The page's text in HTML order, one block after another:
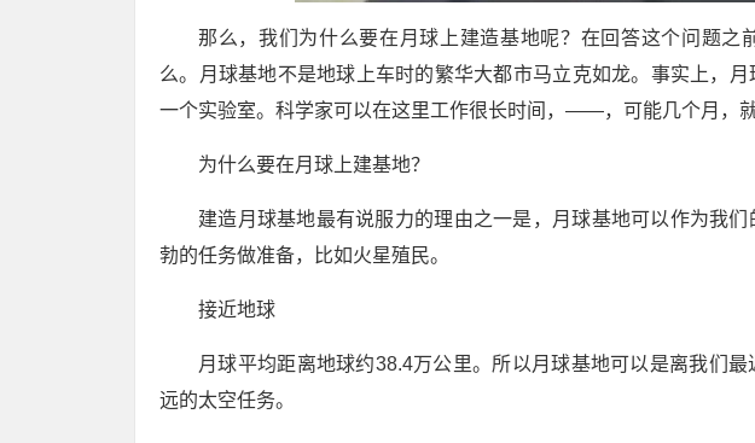
那么，我们为什么要在月球上建造基地呢？在回答这个问题之
么。月球基地不是地球上车时的繁华大都市马立克如龙。事实上，
一个实验室。科学家可以在这里工作很长时间，——，可能几个月，
为什么要在月球上建基地？
建造月球基地最有说服力的理由之一是，月球基地可以作为我
勃的任务做准备，比如火星殖民。
接近地球
月球平均距离地球约38.4万公里。所以月球基地可以是离我们
远的太空任务。